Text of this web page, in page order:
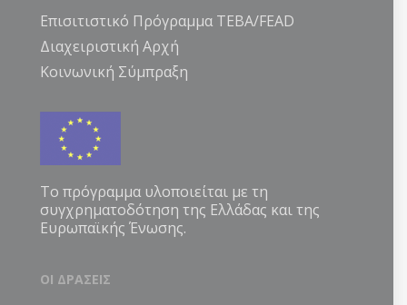
Επισιτιστικό Πρόγραμμα ΤΕΒΑ/FEAD
Διαχειριστική Αρχή
Κοινωνική Σύμπραξη
Το πρόγραμμα υλοποιείται με τη
συγχρηματοδότηση της Ελλάδας και της
Ευρωπαϊκής Ένωσης.
ΟΙ ΔΡΑΣΕΙΣ